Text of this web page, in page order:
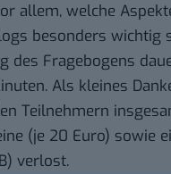
allem, welche
besonders wichtig
des Fragebogens
Als kleines
Teilnehmern
(je 20 Euro) sowie
verlost.